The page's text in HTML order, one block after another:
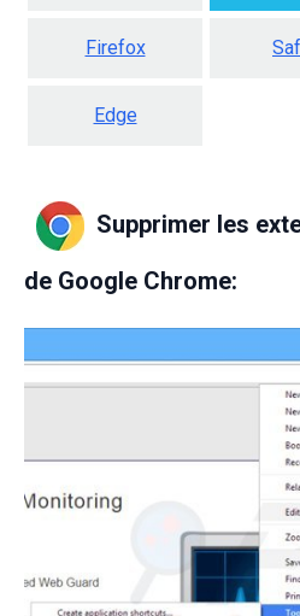
Firefox
Edge
Supprimer les
de Google Chrome: